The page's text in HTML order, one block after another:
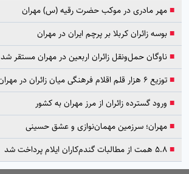
■مهر مادری در موکب حضرت رقیه (س) مهران
■بوسه زائران کربلا بر پرچم ایران در مهران
■ناوگان حمل‌ونقل زائران اربعین در مهران مستقر شد
■توزیع ۶ هزار قلم اقلام فرهنگی میان زائران در مهران
■ ورود گسترده زائران از مرز مهران به کشور
■مهران؛ سرزمین مهمان‌نوازی و عشق حسینی
■۵.۸ همت از مطالبات گندم‌کاران ایلام پرداخت شد